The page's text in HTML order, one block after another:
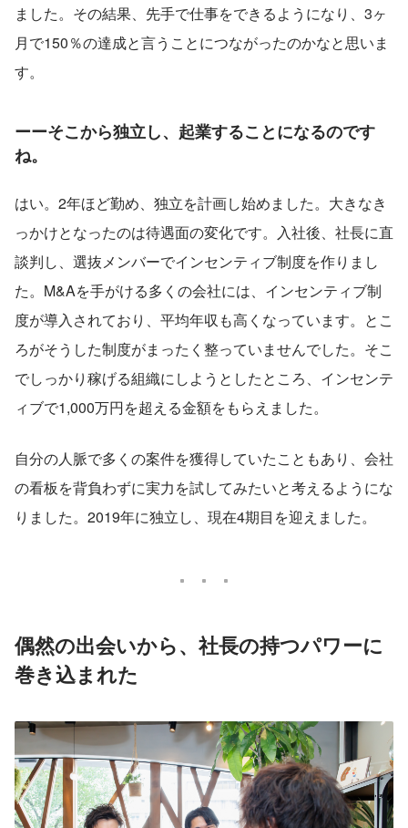
ました。その結果、先手で仕事をできるようになり、3ヶ
月で150％の達成と言うことにつながったのかなと思いま
す。
ーーそこから独立し、起業することになるのです
ね。
はい。2年ほど勤め、独立を計画し始めました。大きなき
っかけとなったのは待遇面の変化です。入社後、社長に直
談判し、選抜メンバーでインセンティブ制度を作りまし
た。M&Aを手がける多くの会社には、インセンティブ制
度が導入されており、平均年収も高くなっています。とこ
ろがそうした制度がまったく整っていませんでした。そこ
でしっかり稼げる組織にしようとしたところ、インセンテ
ィブで1,000万円を超える金額をもらえました。
自分の人脈で多くの案件を獲得していたこともあり、会社
の看板を背負わずに実力を試してみたいと考えるようにな
りました。2019年に独立し、現在4期目を迎えました。
偶然の出会いから、社長の持つパワーに
巻き込まれた